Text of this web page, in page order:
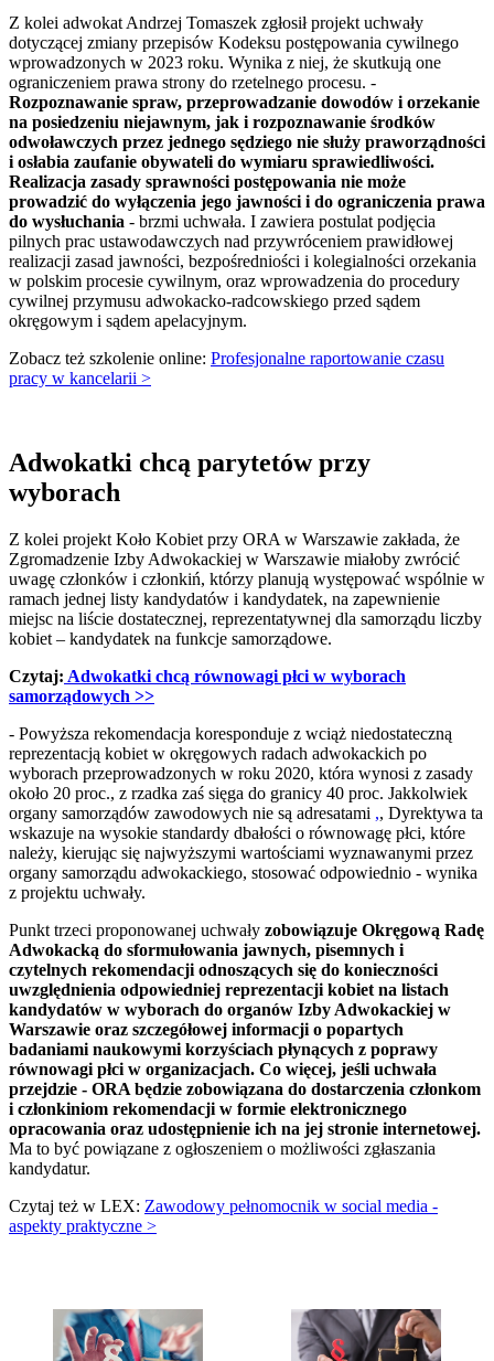
Z kolei adwokat Andrzej Tomaszek zgłosił projekt uchwały
dotyczącej zmiany przepisów Kodeksu postępowania cywilnego
wprowadzonych w 2023 roku. Wynika z niej, że skutkują one
ograniczeniem prawa strony do rzetelnego procesu. -
Rozpoznawanie spraw, przeprowadzanie dowodów i orzekanie
na posiedzeniu niejawnym, jak i rozpoznawanie środków
odwoławczych przez jednego sędziego nie służy praworządności
i osłabia zaufanie obywateli do wymiaru sprawiedliwości.
Realizacja zasady sprawności postępowania nie może
prowadzić do wyłączenia jego jawności i do ograniczenia prawa
do wysłuchania - brzmi uchwała. I zawiera postulat podjęcia
pilnych prac ustawodawczych nad przywróceniem prawidłowej
realizacji zasad jawności, bezpośredniości i kolegialności orzekania
w polskim procesie cywilnym, oraz wprowadzenia do procedury
cywilnej przymusu adwokacko-radcowskiego przed sądem
okręgowym i sądem apelacyjnym.
Zobacz też szkolenie online: Profesjonalne raportowanie czasu
pracy w kancelarii >
Adwokatki chcą parytetów przy
wyborach
Z kolei projekt Koło Kobiet przy ORA w Warszawie zakłada, że
Zgromadzenie Izby Adwokackiej w Warszawie miałoby zwrócić
uwagę członków i członkiń, którzy planują występować wspólnie w
ramach jednej listy kandydatów i kandydatek, na zapewnienie
miejsc na liście dostatecznej, reprezentatywnej dla samorządu liczby
kobiet – kandydatek na funkcje samorządowe.
Czytaj: Adwokatki chcą równowagi płci w wyborach
samorządowych >>
- Powyższa rekomendacja koresponduje z wciąż niedostateczną
reprezentacją kobiet w okręgowych radach adwokackich po
wyborach przeprowadzonych w roku 2020, która wynosi z zasady
około 20 proc., z rzadka zaś sięga do granicy 40 proc. Jakkolwiek
organy samorządów zawodowych nie są adresatami ,, Dyrektywa ta
wskazuje na wysokie standardy dbałości o równowagę płci, które
należy, kierując się najwyższymi wartościami wyznawanymi przez
organy samorządu adwokackiego, stosować odpowiednio - wynika
z projektu uchwały.
Punkt trzeci proponowanej uchwały zobowiązuje Okręgową Radę
Adwokacką do sformułowania jawnych, pisemnych i
czytelnych rekomendacji odnoszących się do konieczności
uwzględnienia odpowiedniej reprezentacji kobiet na listach
kandydatów w wyborach do organów Izby Adwokackiej w
Warszawie oraz szczegółowej informacji o popartych
badaniami naukowymi korzyściach płynących z poprawy
równowagi płci w organizacjach. Co więcej, jeśli uchwała
przejdzie - ORA będzie zobowiązana do dostarczenia członkom
i członkiniom rekomendacji w formie elektronicznego
opracowania oraz udostępnienie ich na jej stronie internetowej.
Ma to być powiązane z ogłoszeniem o możliwości zgłaszania
kandydatur.
Czytaj też w LEX: Zawodowy pełnomocnik w social media -
aspekty praktyczne >